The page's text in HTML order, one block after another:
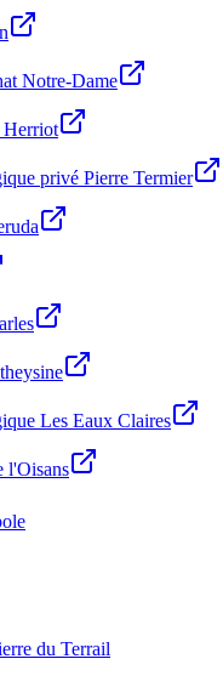
Notre-Dame
Herriot
privé Pierre Termier
Les Eaux Claires
l'Oisans
du Terrail